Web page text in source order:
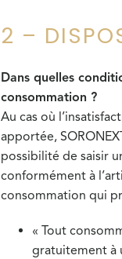
2 –
Dans quelles
consommation ?
Au cas où
apportée,
possibilité de saisir
conformément à
consommation qui
« Tout
gratuitement à